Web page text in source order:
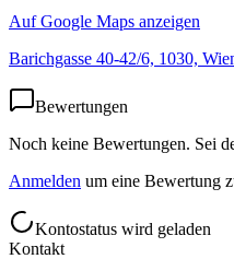
Auf Google Maps anzeigen
Barichgasse 40-42/6, 1030,
Bewertungen
Noch keine Bewertungen. Sei
Anmelden um eine Bewertung
Kontostatus wird geladen
Kontakt